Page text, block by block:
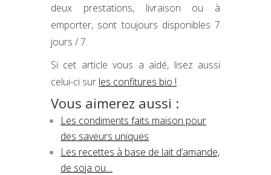
deux prestations, livraison ou à
emporter, sont toujours disponibles 7
jours / 7.
Si cet article vous a aidé, lisez aussi
celui-ci sur les confitures bio !
Vous aimerez aussi :
Les condiments faits maison pour
des saveurs uniques
Les recettes à base de lait d’amande,
de soja ou…